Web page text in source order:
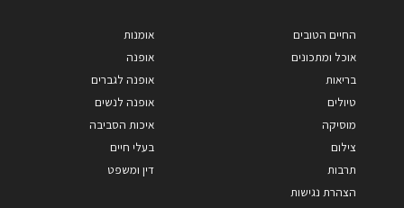
החיים הטובים
אוכל ומתכונים
בריאות
טיולים
מוסיקה
צילום
תרבות
הצהרת נגישות
אומנות
אופנה
אופנה לגברים
אופנה לנשים
איכות הסביבה
בעלי חיים
דין ומשפט